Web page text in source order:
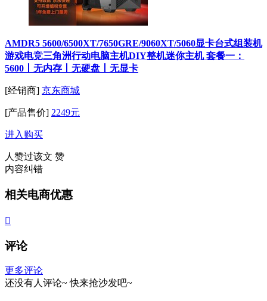
AMDR5 5600/6500XT/7650GRE/9060XT/5060显卡台式组装机
游戏电竞三角洲行动电脑主机DIY整机迷你主机 套餐一：
5600丨无内存丨无硬盘丨无显卡
[经销商] 京东商城
[产品售价] 2249元
进入购买
人赞过该文 赞
内容纠错
相关电商优惠

评论
更多评论
还没有人评论~ 快来抢沙发吧~